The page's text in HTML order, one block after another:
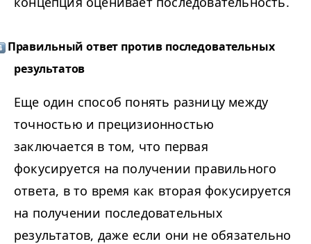
Правильный ответ против последовательных
результатов
Еще один способ понять разницу между
точностью и прецизионностью
заключается в том, что первая
фокусируется на получении правильного
ответа, в то время как вторая фокусируется
на получении последовательных
результатов, даже если они не обязательно